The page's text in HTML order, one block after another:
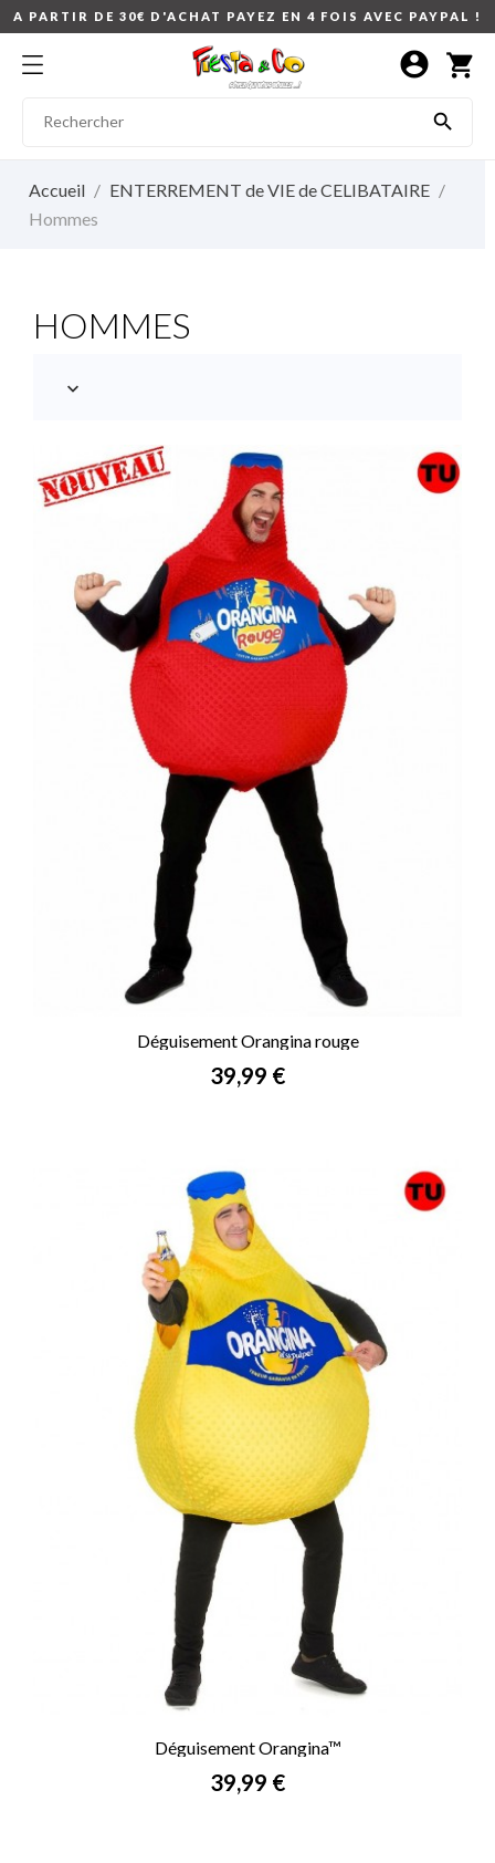
A PARTIR DE 30€ D'ACHAT PAYEZ EN 4 FOIS AVEC PAYPAL !
shopping_cart

account_circle
Accueil
ENTERREMENT de VIE de CELIBATAIRE
Hommes
HOMMES

Déguisement Orangina rouge
Prix
39,99 €
Déguisement Orangina™
Prix
39,99 €